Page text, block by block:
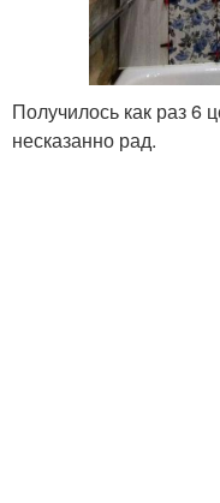
Получилось как раз 6
несказанно рад.